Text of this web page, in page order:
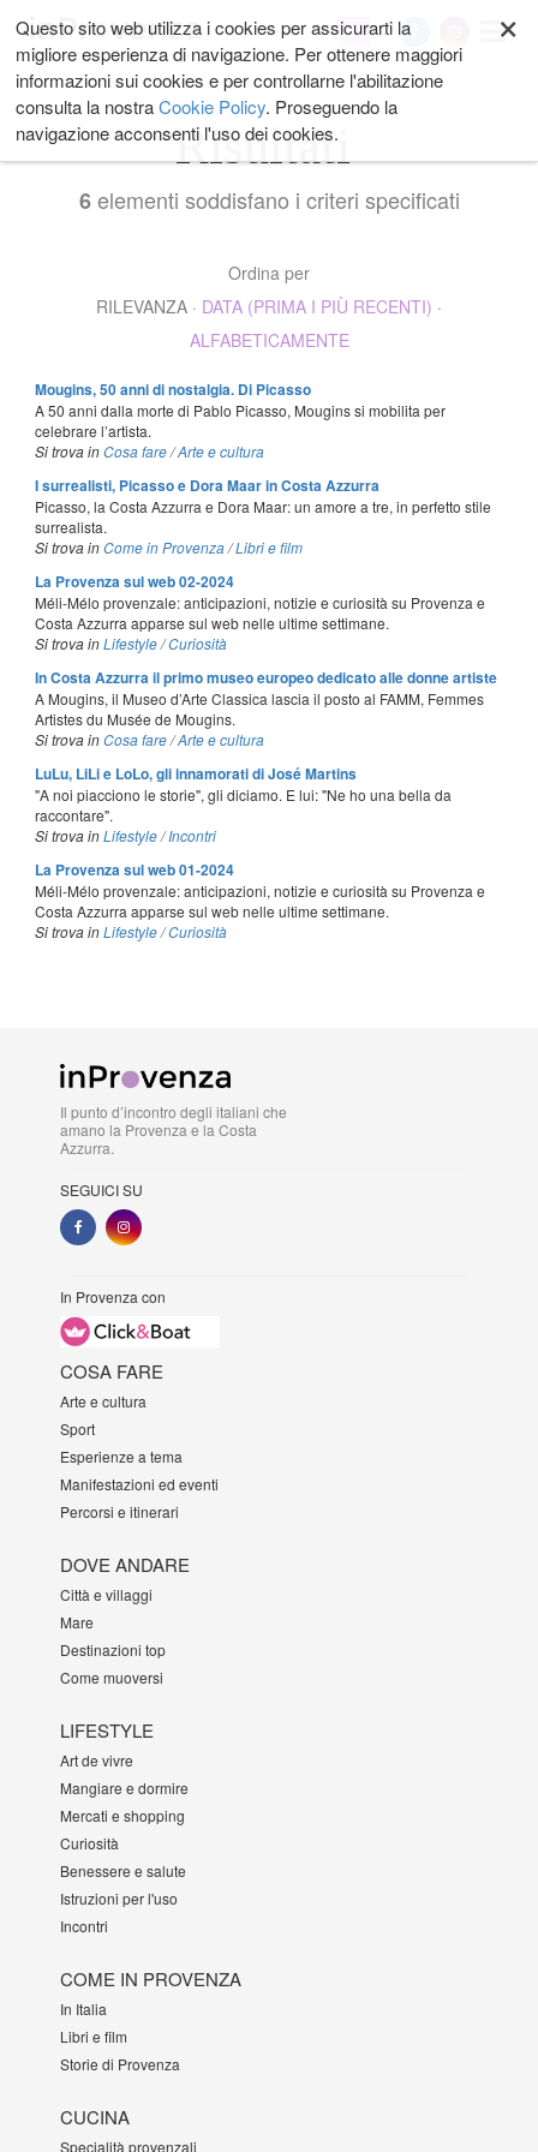
ai
contenuti.
|
Salta
alla
navigazione
My ×
Questo sito web utilizza i cookies per assicurarti la
migliore esperienza di navigazione. Per ottenere maggiori
informazioni sui cookies e per controllarne l'abilitazione
consulta la nostraCookie Policy. Proseguendo la
navigazione acconsenti l'uso dei cookies.
Risultati
6elementi soddisfano i criteri specificati
Ordina per
RILEVANZA · DATA (PRIMA I PIÙ RECENTI) ·
ALFABETICAMENTE
Mougins, 50 anni di nostalgia. Di Picasso
A 50 anni dalla morte di Pablo Picasso, Mougins si mobilita per
celebrare l’artista.
Si trova in Cosa fare /Arte e cultura
I surrealisti, Picasso e Dora Maar in Costa Azzurra
Picasso, la Costa Azzurra e Dora Maar: un amore a tre, in perfetto stile
surrealista.
Si trova in Come in Provenza /Libri e film
La Provenza sul web 02-2024
Méli-Mélo provenzale: anticipazioni, notizie e curiosità su Provenza e
Costa Azzurra apparse sul web nelle ultime settimane.
Si trova in Lifestyle /Curiosità
In Costa Azzurra il primo museo europeo dedicato alle donne artiste
A Mougins, il Museo d’Arte Classica lascia il posto al FAMM, Femmes
Artistes du Musée de Mougins.
Si trova in Cosa fare /Arte e cultura
LuLu, LiLi e LoLo, gli innamorati di José Martins
"A noi piacciono le storie", gli diciamo. E lui: "Ne ho una bella da
raccontare".
Si trova in Lifestyle /Incontri
La Provenza sul web 01-2024
Méli-Mélo provenzale: anticipazioni, notizie e curiosità su Provenza e
Costa Azzurra apparse sul web nelle ultime settimane.
Si trova in Lifestyle /Curiosità
Il punto d’incontro degli italiani che
amano la Provenza e la Costa
Azzurra.
SEGUICI SU
In Provenza con
COSA FARE
Arte e cultura
Sport
Esperienze a tema
Manifestazioni ed eventi
Percorsi e itinerari
DOVE ANDARE
Città e villaggi
Mare
Destinazioni top
Come muoversi
LIFESTYLE
Art de vivre
Mangiare e dormire
Mercati e shopping
Curiosità
Benessere e salute
Istruzioni per l'uso
Incontri
COME IN PROVENZA
In Italia
Libri e film
Storie di Provenza
CUCINA
Specialità provenzali